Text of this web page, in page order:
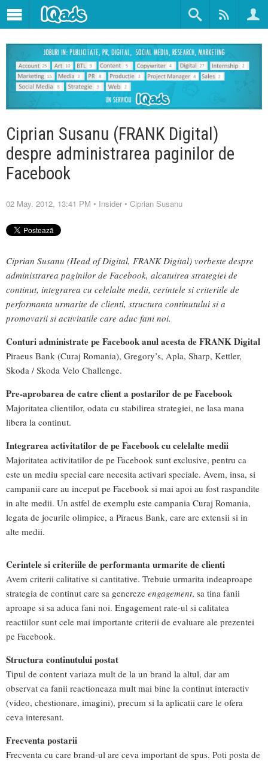
Ciprian Susanu (FRANK Digital)
despre administrarea paginilor de
Facebook
02 May. 2012, 13:41 PM • Insider • Ciprian Susanu
Ciprian Susanu (Head of Digital, FRANK Digital) vorbeste despre
administrarea paginilor de Facebook, alcatuirea strategiei de
continut, integrarea cu celelalte medii, cerintele si criteriile de
performanta urmarite de clienti, structura continutului si a
promovarii si activitatile care aduc fani noi.
Conturi administrate pe Facebook anul acesta de FRANK Digital
Piraeus Bank (Curaj Romania), Gregory’s, Apla, Sharp, Kettler,
Skoda / Skoda Velo Challenge.
Pre-aprobarea de catre client a postarilor de pe Facebook
Majoritatea clientilor, odata cu stabilirea strategiei, ne lasa mana
libera la continut.
Integrarea activitatilor de pe Facebook cu celelalte medii
Majoritatea activitatilor de pe Facebook sunt exclusive, pentru ca
este un mediu special care necesita activari speciale. Avem, insa, si
campanii care au inceput pe Facebook si mai apoi au fost raspandite
in alte medii. Un astfel de exemplu este campania Curaj Romania,
legata de jocurile olimpice, a Piraeus Bank, care are extensii si in
alte medii.
Cerintele si criteriile de performanta urmarite de clienti
Avem criterii calitative si cantitative. Trebuie urmarita indeaproape
strategia de continut care sa genereze engagement, sa tina fanii
aproape si sa aduca fani noi. Engagement rate-ul si calitatea
reactiilor sunt cele mai importante criterii de evaluare ale prezentei
pe Facebook.
Structura continutului postat
Tipul de content variaza mult de la un brand la altul, dar am
observat ca fanii reactioneaza mult mai bine la continut interactiv
(video, chestionare, imagini), precum si la aplicatii care le ofera
ceva interesant.
Frecventa postarii
Frecventa cu care brand-ul are ceva important de spus. Poti posta de